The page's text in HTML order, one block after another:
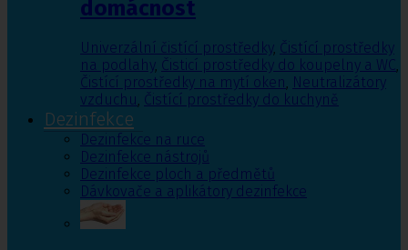
domácnost
Univerzální čistící prostředky, Čistící prostředky
na podlahy, Čisticí prostředky do koupelny a WC,
Čistící prostředky na mytí oken, Neutralizátory
vzduchu, Čistící prostředky do kuchyně
Dezinfekce
Dezinfekce na ruce
Dezinfekce nástrojů
Dezinfekce ploch a předmětů
Dávkovače a aplikátory dezinfekce